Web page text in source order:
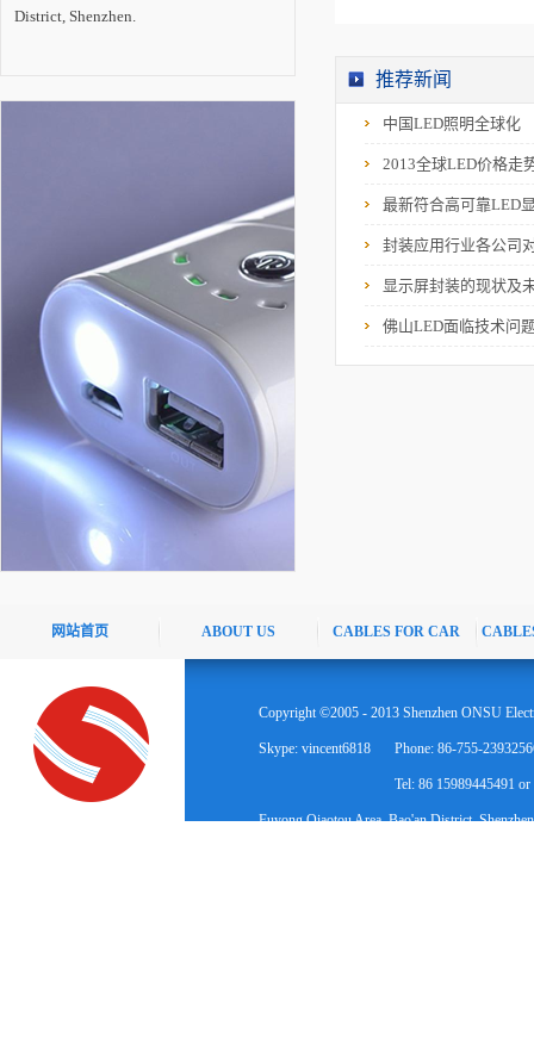
District, Shenzhen.
推荐新闻
中国LED照明全球化
2013全球LED价格走
最新符合高可靠LED
封装应用行业各公司
显示屏封装的现状及
佛山LED面临技术问
网站首页 ABOUT US CABLES FOR CAR
Skype: vincent6818 Phone: 86-755-
Tel: 86 15989445491
Fuyong Qiaotou Area, Bao'an District,
Copyright ©2005 - 2013 Shenzhen ONSU